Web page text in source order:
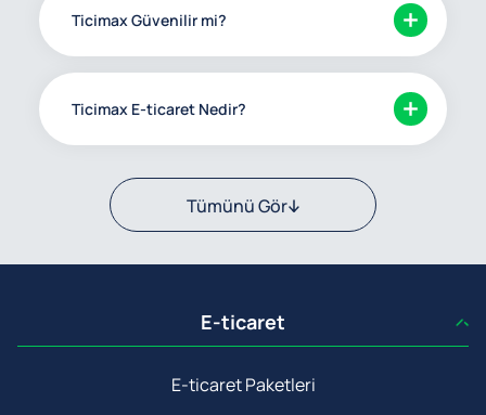
Ticimax Güvenilir mi?
Ticimax E-ticaret Nedir?
Tümünü Gör
E-ticaret
E-ticaret Paketleri